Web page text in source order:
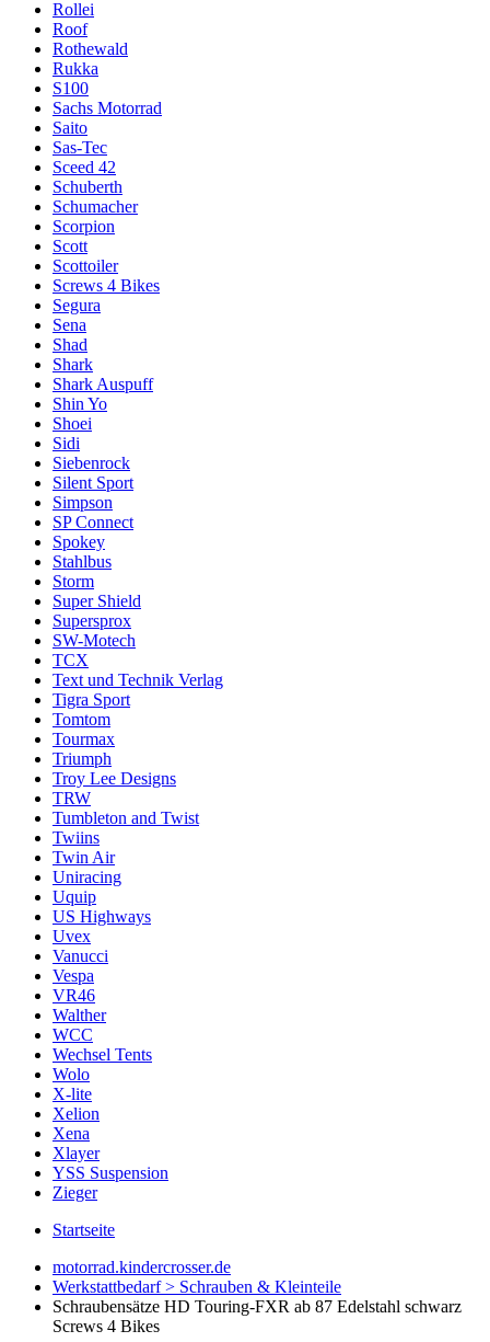
Rollei
Roof
Rothewald
Rukka
S100
Sachs Motorrad
Saito
Sas-Tec
Sceed 42
Schuberth
Schumacher
Scorpion
Scott
Scottoiler
Screws 4 Bikes
Segura
Sena
Shad
Shark
Shark Auspuff
Shin Yo
Shoei
Sidi
Siebenrock
Silent Sport
Simpson
SP Connect
Spokey
Stahlbus
Storm
Super Shield
Supersprox
SW-Motech
TCX
Text und Technik Verlag
Tigra Sport
Tomtom
Tourmax
Triumph
Troy Lee Designs
TRW
Tumbleton and Twist
Twiins
Twin Air
Uniracing
Uquip
US Highways
Uvex
Vanucci
Vespa
VR46
Walther
WCC
Wechsel Tents
Wolo
X-lite
Xelion
Xena
Xlayer
YSS Suspension
Zieger
Startseite
motorrad.kindercrosser.de
Werkstattbedarf > Schrauben & Kleinteile
Schraubensätze HD Touring-FXR ab 87 Edelstahl schwarz
Screws 4 Bikes